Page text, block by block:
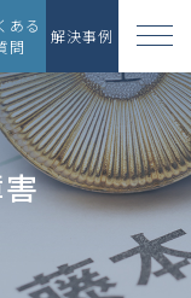
ある
問
解決事例